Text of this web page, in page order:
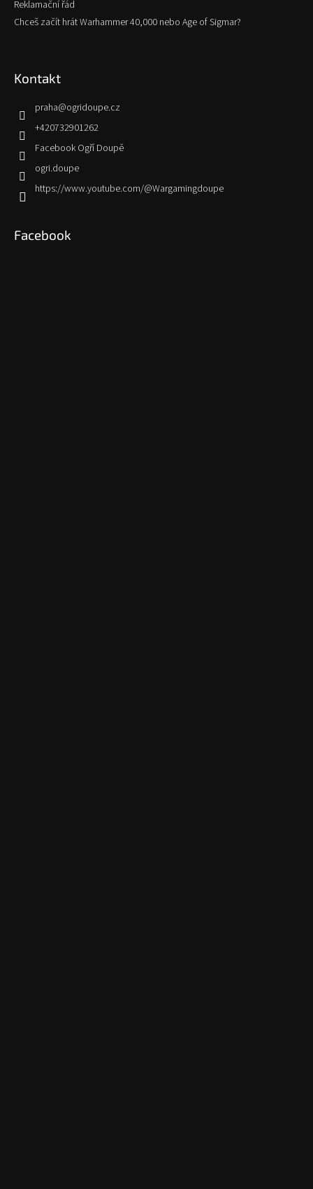
Reklamační řád
Chceš začít hrát Warhammer 40,000 nebo Age of Sigmar?
Kontakt
praha@ogridoupe.cz
+420732901262
Facebook Ogří Doupě
ogri.doupe
https://www.youtube.com/@Wargamingdoupe
Facebook